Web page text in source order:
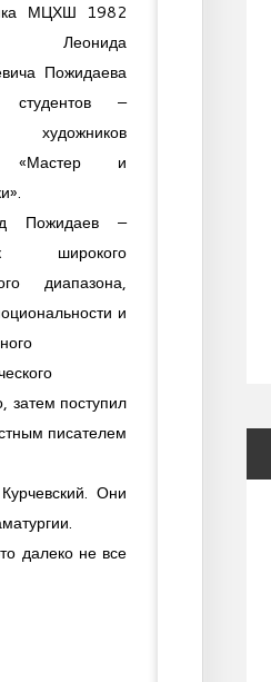
МЦХШ 1982
Леонида
Пожидаева
–
художников
«Мастер и
Пожидаев –
широкого
диапазона,
и
поступил
писателем
Они
далеко не все